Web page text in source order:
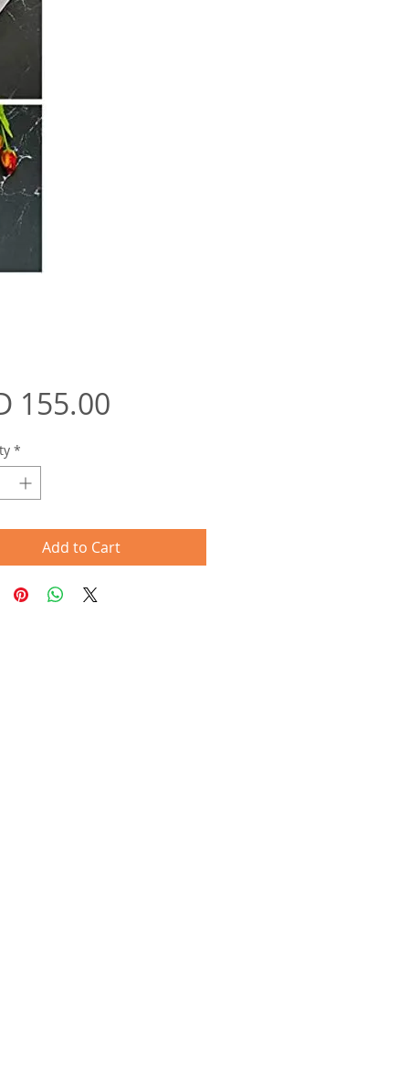
155.00Price
*
Add to Cart